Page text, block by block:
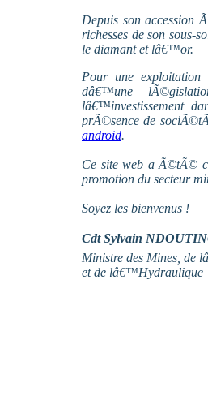
Depuis son
richesses de son sous-
le diamant et lâ€™or.
Pour une
dâ€™une
lâ€™investissement
prÃ©sence de
android.
Ce site web a Ã©tÃ©
promotion du secteur
Soyez les bienvenus !
Cdt Sylvain
Ministre des Mines, de
et de lâ€™Hydraulique